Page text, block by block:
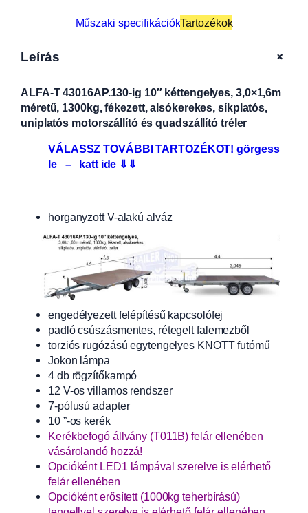
Műszaki specifikációkTartozékok
Leírás +
ALFA-T 43016AP.130-ig 10″ kéttengelyes, 3,0×1,6m
méretű, 1300kg, fékezett, alsókerekes, síkplatós,
uniplatós motorszállító és quadszállító tréler
VÁLASSZ TOVÁBBI TARTOZÉKOT! görgess
le – katt ide ⇓⇓
horganyzott V-alakú alváz
engedélyezett felépítésű kapcsolófej
padló csúszásmentes, rétegelt falemezből
torziós rugózású egytengelyes KNOTT futómű
Jokon lámpa
4 db rögzítőkampó
12 V-os villamos rendszer
7-pólusú adapter
10 ”-os kerék
Kerékbefogó állvány (T011B) felár ellenében
vásárolandó hozzá!
Opcióként LED1 lámpával szerelve is elérhető
felár ellenében
Opcióként erősített (1000kg teherbírású)